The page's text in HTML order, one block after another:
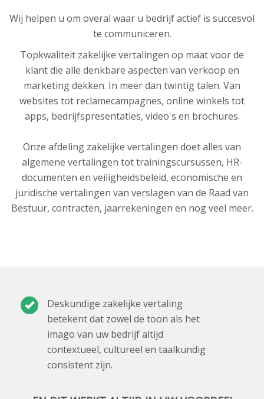
Wij helpen u om overal waar u bedrijf actief is succesvol
te communiceren.
Topkwaliteit zakelijke vertalingen op maat voor de
klant die alle denkbare aspecten van verkoop en
marketing dekken. In meer dan twintig talen. Van
websites tot reclamecampagnes, online winkels tot
apps, bedrijfspresentaties, video's en brochures.
Onze afdeling zakelijke vertalingen doet alles van
algemene vertalingen tot trainingscursussen, HR-
documenten en veiligheidsbeleid, economische en
juridische vertalingen van verslagen van de Raad van
Bestuur, contracten, jaarrekeningen en nog veel meer.
Deskundige zakelijke vertaling
betekent dat zowel de toon als het
imago van uw bedrijf altijd
contextueel, cultureel en taalkundig
consistent zijn.